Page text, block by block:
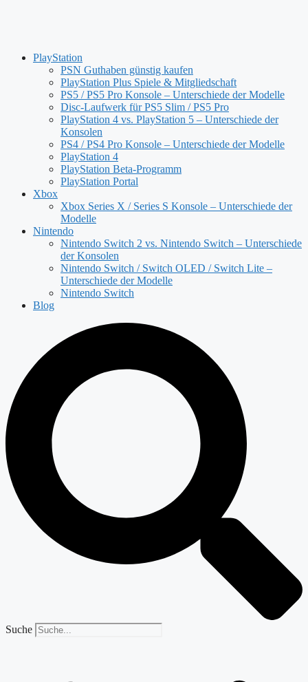
PlayStation
PSN Guthaben günstig kaufen
PlayStation Plus Spiele & Mitgliedschaft
PS5 / PS5 Pro Konsole – Unterschiede der Modelle
Disc-Laufwerk für PS5 Slim / PS5 Pro
PlayStation 4 vs. PlayStation 5 – Unterschiede der
Konsolen
PS4 / PS4 Pro Konsole – Unterschiede der Modelle
PlayStation 4
PlayStation Beta-Programm
PlayStation Portal
Xbox
Xbox Series X / Series S Konsole – Unterschiede der
Modelle
Nintendo
Nintendo Switch 2 vs. Nintendo Switch – Unterschiede
der Konsolen
Nintendo Switch / Switch OLED / Switch Lite –
Unterschiede der Modelle
Nintendo Switch
Blog
Suche